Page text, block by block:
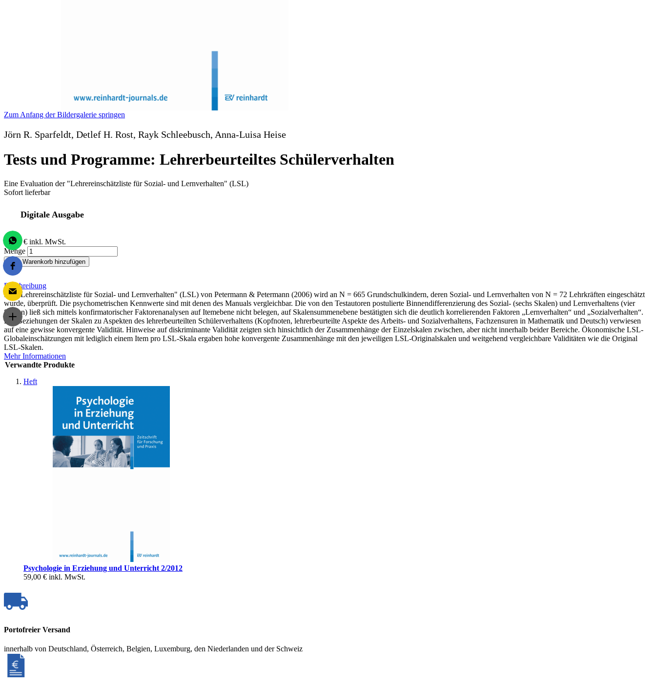
Zum Anfang der Bildergalerie springen
Jörn R. Sparfeldt, Detlef H. Rost, Rayk Schleebusch, Anna-Luisa Heise
Tests und Programme: Lehrerbeurteiltes Schülerverhalten
Eine Evaluation der "Lehrereinschätzliste für Sozial- und Lernverhalten" (LSL)
Sofort lieferbar
Digitale Ausgabe
24,00 € inkl. MwSt.
Menge
Zum Warenkorb hinzufügen
Beschreibung
Die "Lehrereinschätzliste für Sozial- und Lernverhalten" (LSL) von Petermann & Petermann (2006) wird an N = 665 Grundschulkindern, deren Sozial- und Lernverhalten von N = 72 Lehrkräften eingeschätzt
wurde, überprüft. Die psychometrischen Kennwerte sind mit denen des Manuals vergleichbar. Die von den Testautoren postulierte Binnendifferenzierung des Sozial- (sechs Skalen) und Lernverhaltens (vier
Skalen) ließ sich mittels konfirmatorischer Faktorenanalysen auf Itemebene nicht belegen, auf Skalensummenebene bestätigten sich die deutlich korrelierenden Faktoren „Lernverhalten“ und „Sozialverhalten“.
Die Beziehungen der Skalen zu Aspekten des lehrerbeurteilten Schülerverhaltens (Kopfnoten, lehrerbeurteilte Aspekte des Arbeits- und Sozialverhaltens, Fachzensuren in Mathematik und Deutsch) verwiesen
auf eine gewisse konvergente Validität. Hinweise auf diskriminante Validität zeigten sich hinsichtlich der Zusammenhänge der Einzelskalen zwischen, aber nicht innerhalb beider Bereiche. Ökonomische LSL-
Globaleinschätzungen mit lediglich einem Item pro LSL-Skala ergaben hohe konvergente Zusammenhänge mit den jeweiligen LSL-Originalskalen und weitgehend vergleichbare Validitäten wie die Original
LSL-Skalen.
Mehr Informationen
Verwandte Produkte
Heft
Psychologie in Erziehung und Unterricht 2/2012
59,00 € inkl. MwSt.
Portofreier Versand
innerhalb von Deutschland, Österreich, Belgien, Luxemburg, den Niederlanden und der Schweiz